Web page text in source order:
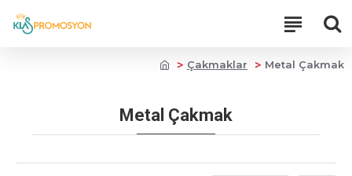
Çakmaklar Metal Çakmak
Metal Çakmak